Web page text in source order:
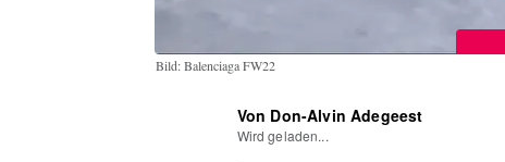
Bild: Balenciaga FW22
Von Don-Alvin Adegeest
Wird geladen...